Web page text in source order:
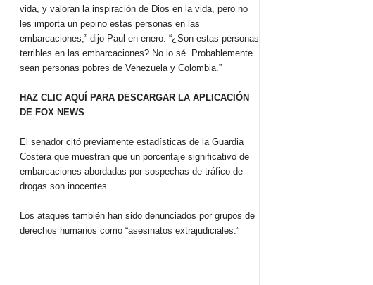
vida, y valoran la inspiración de Dios en la vida, pero no
les importa un pepino estas personas en las
embarcaciones,” dijo Paul en enero. “¿Son estas personas
terribles en las embarcaciones? No lo sé. Probablemente
sean personas pobres de Venezuela y Colombia.”
HAZ CLIC AQUÍ PARA DESCARGAR LA APLICACIÓN
DE FOX NEWS
El senador citó previamente estadísticas de la Guardia
Costera que muestran que un porcentaje significativo de
embarcaciones abordadas por sospechas de tráfico de
drogas son inocentes.
Los ataques también han sido denunciados por grupos de
derechos humanos como “asesinatos extrajudiciales.”